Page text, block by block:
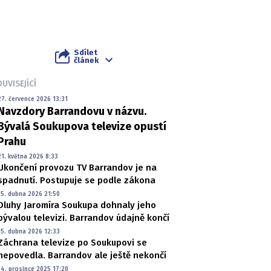
Sdílet
článek
července 2026 13:31
Barrandovu v názvu.
Soukupova televize opustí
května 2026 8:33
provozu TV Barrandov je na
Postupuje se podle zákona
dubna 2026 21:50
Jaromíra Soukupa dohnaly jeho
televizi. Barrandov údajně končí
dubna 2026 12:33
televize po Soukupovi se
Barrandov ale ještě nekončí
prosince 2025 17:20